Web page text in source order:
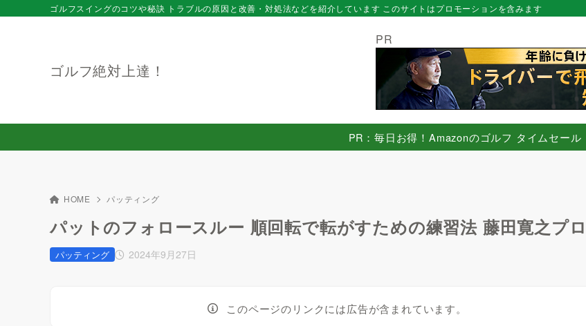
ゴルフ絶対上達！
ゴルフスイングのコツや秘訣 トラブルの原因と改善・対処法などを紹介しています このサイトはプロモーションを含みます
PR
PR：毎日お得！Amazonのゴルフ タイムセール
HOME パッティング
パットのフォロースルー 順回転で転がすための練習法 藤田寛之プロ
2024年9月27日
パッティング
このページのリンクには広告が含まれています。